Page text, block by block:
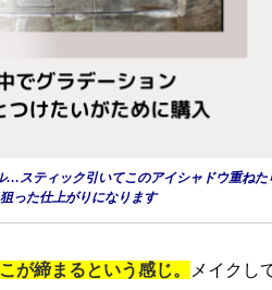
…スティック引いてこのアイシャドウ重ねた
った仕上がりになります
が締まるという感じ。 メイクし